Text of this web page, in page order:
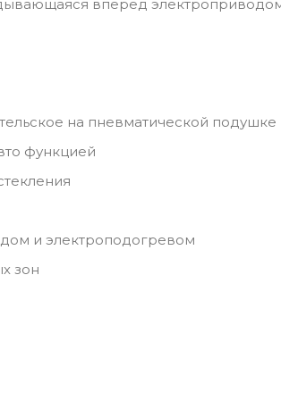
вперед
на пневматической
функцией
и электроподогревом
зон